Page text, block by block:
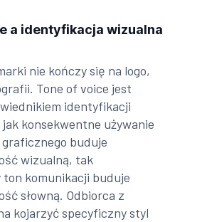
a identyfikacja wizualna
nie kończy się na logo,
Tone of voice jest
identyfikacji
konsekwentne używanie
buduje
wizualną, tak
komunikacji buduje
słowną. Odbiorca z
kojarzyć specyficzny styl